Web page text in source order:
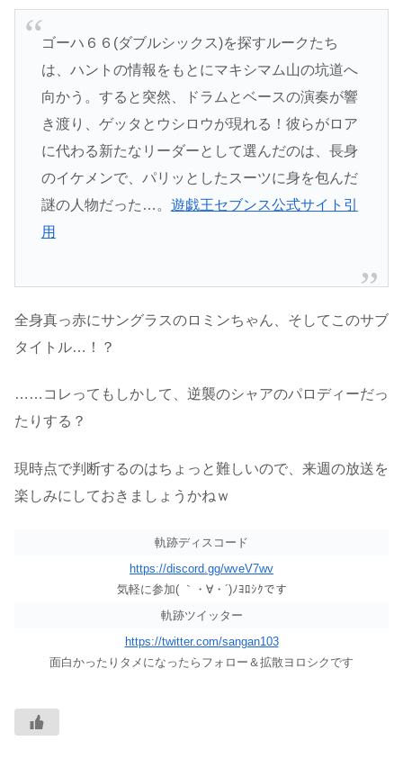
ゴーハ６６(ダブルシックス)を探すルークたち
は、ハントの情報をもとにマキシマム山の坑道へ
向かう。すると突然、ドラムとベースの演奏が響
き渡り、ゲッタとウシロウが現れる！彼らがロア
に代わる新たなリーダーとして選んだのは、長身
のイケメンで、パリッとしたスーツに身を包んだ
謎の人物だった…。 遊戯王セブンス公式サイト引
用
全身真っ赤にサングラスのロミンちゃん、そしてこのサブ
タイトル…！？
……コレってもしかして、逆襲のシャアのパロディーだっ
たりする？
現時点で判断するのはちょっと難しいので、来週の放送を
楽しみにしておきましょうかねｗ
軌跡ディスコード
https://discord.gg/wveV7wv
気軽に参加( ｀・∀・´)ﾉﾖﾛｼｸです
軌跡ツイッター
https://twitter.com/sangan103
面白かったりタメになったらフォロー＆拡散ヨロシクです